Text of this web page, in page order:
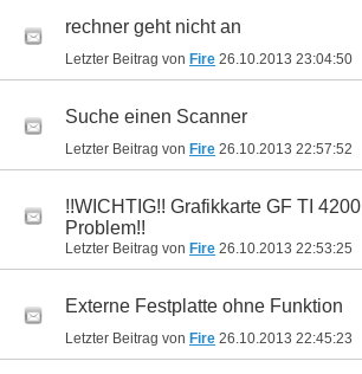
rechner geht nicht an
Letzter Beitrag von Fire 26.10.2013 23:04:50
Suche einen Scanner
Letzter Beitrag von Fire 26.10.2013 22:57:52
!!WICHTIG!! Grafikkarte GF TI 4200
Problem!!
Letzter Beitrag von Fire 26.10.2013 22:53:25
Externe Festplatte ohne Funktion
Letzter Beitrag von Fire 26.10.2013 22:45:23